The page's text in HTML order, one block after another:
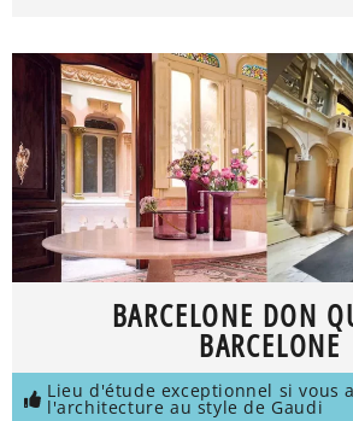
BARCELONE DON
BARCELONE
Lieu d'étude exceptionnel si vous
l'architecture au style de Gaudi